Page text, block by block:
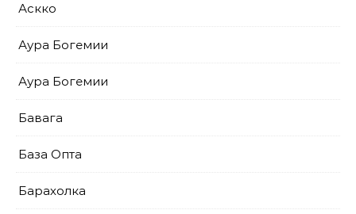
Аскко
Аура Богемии
Аура Богемии
Бавага
База Опта
Барахолка